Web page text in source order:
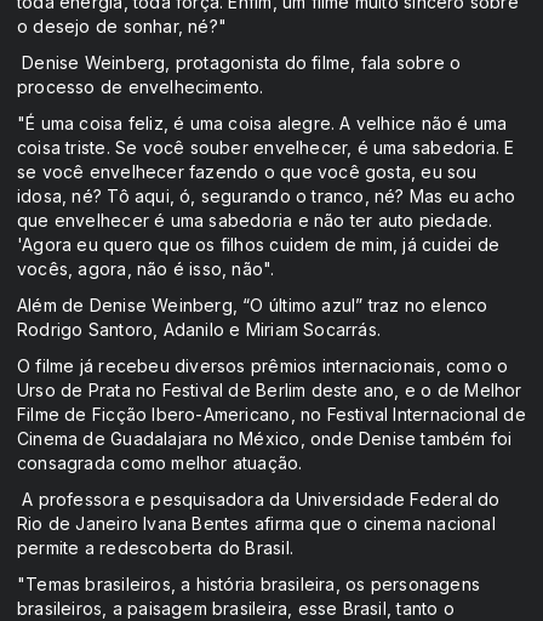
o desejo de sonhar, né?"
Denise Weinberg, protagonista do filme, fala sobre o
processo de envelhecimento.
"É uma coisa feliz, é uma coisa alegre. A velhice não é uma
coisa triste. Se você souber envelhecer, é uma sabedoria. E
se você envelhecer fazendo o que você gosta, eu sou
idosa, né? Tô aqui, ó, segurando o tranco, né? Mas eu acho
que envelhecer é uma sabedoria e não ter auto piedade.
'Agora eu quero que os filhos cuidem de mim, já cuidei de
vocês, agora, não é isso, não".
Além de Denise Weinberg, “O último azul” traz no elenco
Rodrigo Santoro, Adanilo e Miriam Socarrás.
O filme já recebeu diversos prêmios internacionais, como o
Urso de Prata no Festival de Berlim deste ano, e o de Melhor
Filme de Ficção Ibero-Americano, no Festival Internacional de
Cinema de Guadalajara no México, onde Denise também foi
consagrada como melhor atuação.
A professora e pesquisadora da Universidade Federal do
Rio de Janeiro Ivana Bentes afirma que o cinema nacional
permite a redescoberta do Brasil.
"Temas brasileiros, a história brasileira, os personagens
brasileiros, a paisagem brasileira, esse Brasil, tanto o